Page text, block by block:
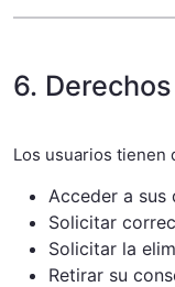
6.
Los usuarios tienen
Acceder a sus
Solicitar
Solicitar la
Retirar su